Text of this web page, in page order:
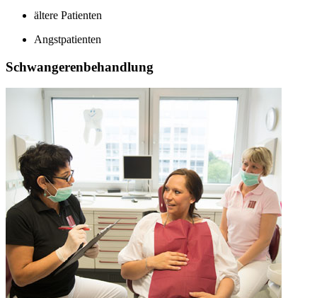
ältere Patienten
Angstpatienten
Schwangerenbehandlung